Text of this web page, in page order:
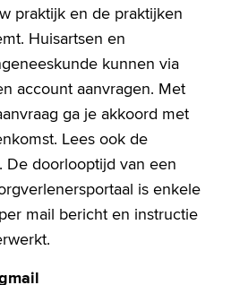
praktijk en de praktijken
Huisartsen en
kunnen via
account aanvragen. Met
ga je akkoord met
Lees ook de
De doorlooptijd van een
is enkele
mail bericht en instructie